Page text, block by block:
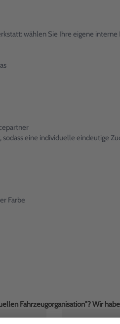
wählen Sie Ihre eigene
eine individuelle eindeutige
Farbe
Fahrzeugorganisation"? Wir